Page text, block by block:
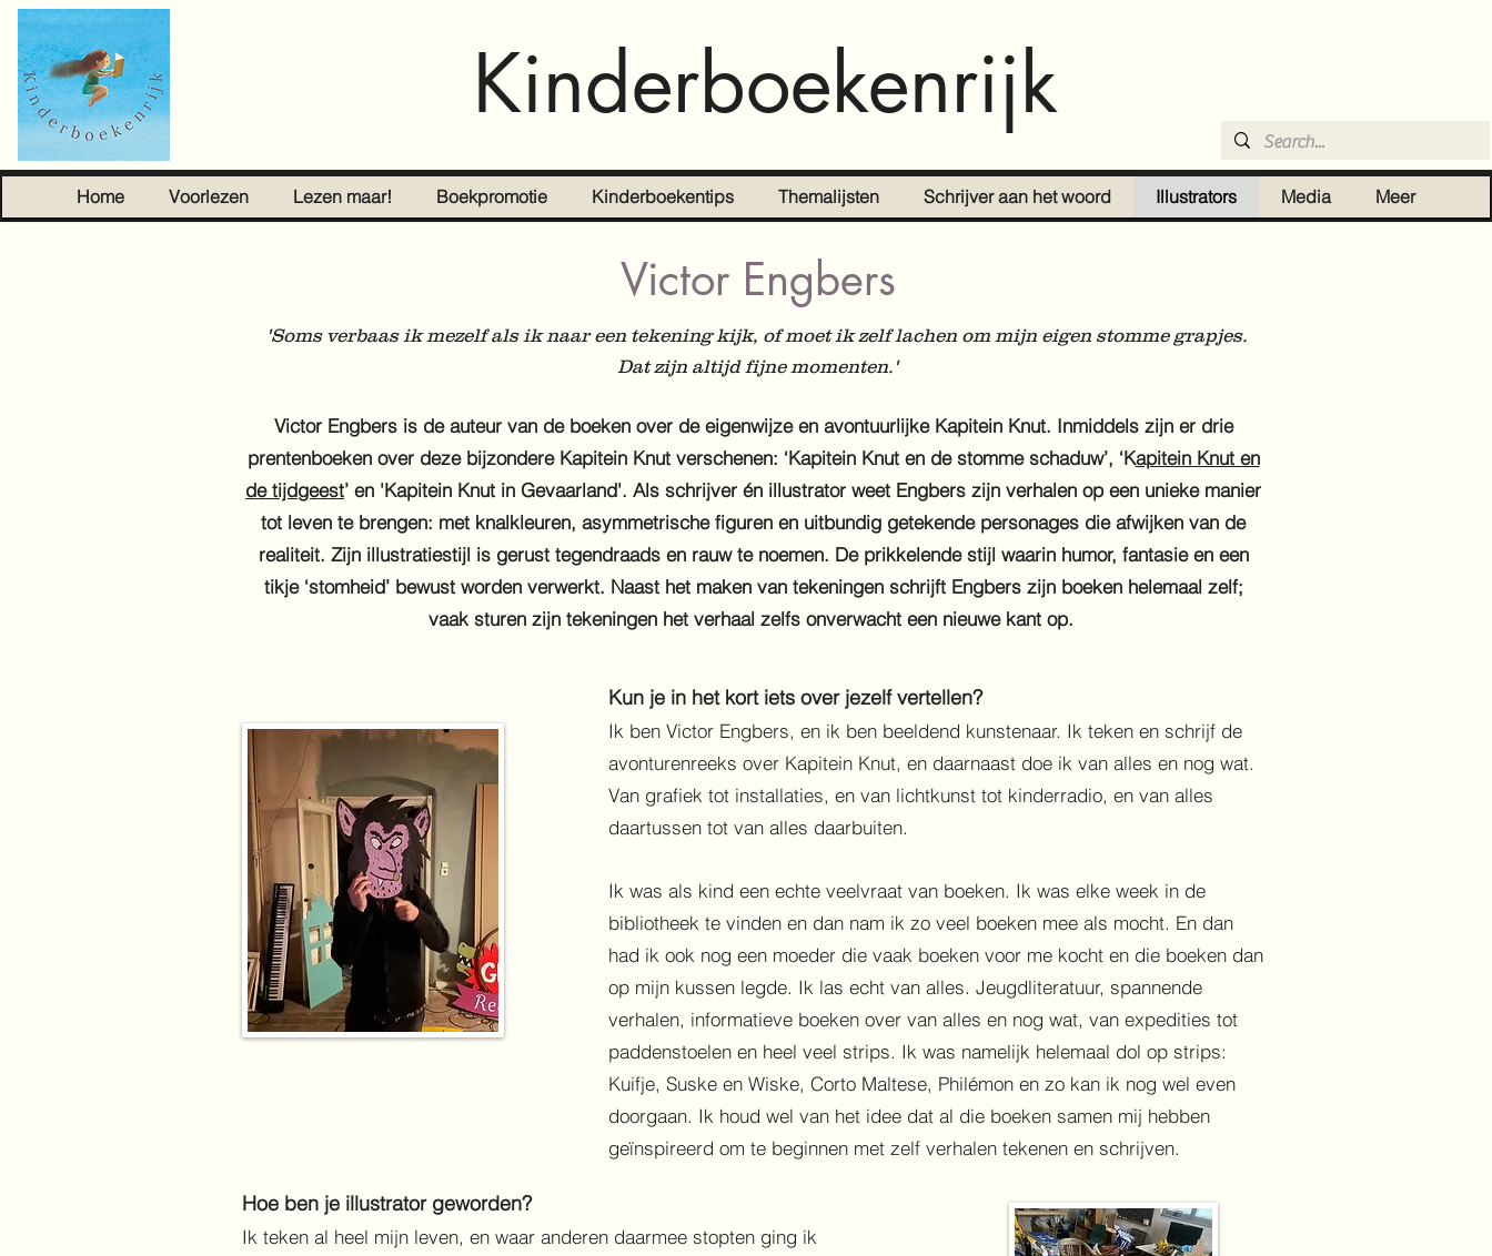
Kinderboekenrijk
Home Voorlezen Lezen maar! Boekpromotie Kinderboekentips Themalijsten Schrijver aan het woord Illustrators Media Meer
Victor Engbers
'Soms verbaas ik mezelf als ik naar een tekening kijk, of moet ik zelf lachen om mijn eigen stomme grapjes.
Dat zijn altijd fijne momenten.'
Victor Engbers is de auteur van de boeken over de eigenwijze en avontuurlijke Kapitein Knut. Inmiddels zijn er drie
prentenboeken over deze bijzondere Kapitein Knut verschenen: ‘Kapitein Knut en de stomme schaduw’, ‘Kapitein Knut en
de tijdgeest’ en 'Kapitein Knut in Gevaarland'. Als schrijver én illustrator weet Engbers zijn verhalen op een unieke manier
tot leven te brengen: met knalkleuren, asymmetrische figuren en uitbundig getekende personages die afwijken van de
realiteit. Zijn illustratiestijl is gerust tegendraads en rauw te noemen. De prikkelende stijl waarin humor, fantasie en een
tikje ‘stomheid’ bewust worden verwerkt. Naast het maken van tekeningen schrijft Engbers zijn boeken helemaal zelf;
vaak sturen zijn tekeningen het verhaal zelfs onverwacht een nieuwe kant op.
Kun je in het kort iets over jezelf vertellen?
Ik ben Victor Engbers, en ik ben beeldend kunstenaar. Ik teken en schrijf de
avonturenreeks over Kapitein Knut, en daarnaast doe ik van alles en nog wat.
Van grafiek tot installaties, en van lichtkunst tot kinderradio, en van alles
daartussen tot van alles daarbuiten.
Ik was als kind een echte veelvraat van boeken. Ik was elke week in de
bibliotheek te vinden en dan nam ik zo veel boeken mee als mocht. En dan
had ik ook nog een moeder die vaak boeken voor me kocht en die boeken dan
op mijn kussen legde. Ik las echt van alles. Jeugdliteratuur, spannende
verhalen, informatieve boeken over van alles en nog wat, van expedities tot
paddenstoelen en heel veel strips. Ik was namelijk helemaal dol op strips:
Kuifje, Suske en Wiske, Corto Maltese, Philémon en zo kan ik nog wel even
doorgaan. Ik houd wel van het idee dat al die boeken samen mij hebben
geïnspireerd om te beginnen met zelf verhalen tekenen en schrijven.
Hoe ben je illustrator geworden?
Ik teken al heel mijn leven, en waar anderen daarmee stopten ging ik